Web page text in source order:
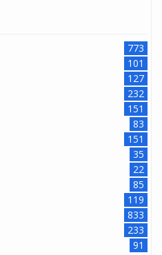
773
101
127
232
151
83
151
35
22
85
119
833
233
91